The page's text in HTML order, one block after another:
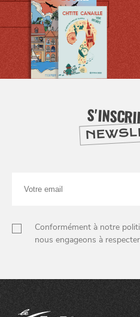
email
Conformément à notre
nous engageons à